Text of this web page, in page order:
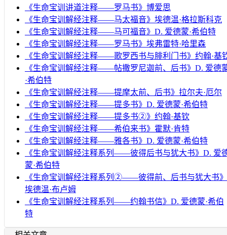
《生命宝训讲道注释——罗马书》博爱思
《生命宝训解经注释——马太福音》埃德温·格拉斯科克
《生命宝训解经注释——马可福音》D. 爱德蒙·希伯特
《生命宝训解经注释——罗马书》埃弗雷特·哈里森
《生命宝训解经注释——歌罗西书与腓利门书》约翰·基
《生命宝训解经注释——帖撒罗尼迦前、后书》D. 爱德
·希伯特
《生命宝训解经注释——提摩太前、后书》拉尔夫·厄尔
《生命宝训解经注释——提多书》D. 爱德蒙·希伯特
《生命宝训解经注释——提多书②》约翰·基钦
《生命宝训解经注释——希伯来书》霍默·肯特
《生命宝训解经注释——雅各书》D. 爱德蒙·希伯特
《生命宝训解经注释系列——彼得后书与犹大书》D. 爱
蒙·希伯特
《生命宝训解经注释系列②——彼得前、后书与犹大书》
埃德温·布卢姆
《生命宝训解经注释系列——约翰书信》D. 爱德蒙·希伯
特